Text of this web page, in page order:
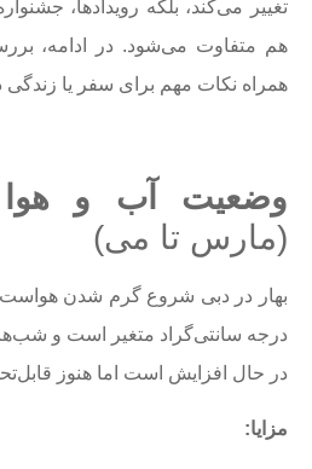
تغییر می‌کند، بلکه رویدادها،
هم متفاوت می‌شود. در ادامه،
همراه نکات مهم برای سفر یا زندگی
وضعیت آب و هوا
(مارس تا می)
درجه سانتی‌گراد متغیر است و
در حال افزایش است اما هنوز
مزایا: